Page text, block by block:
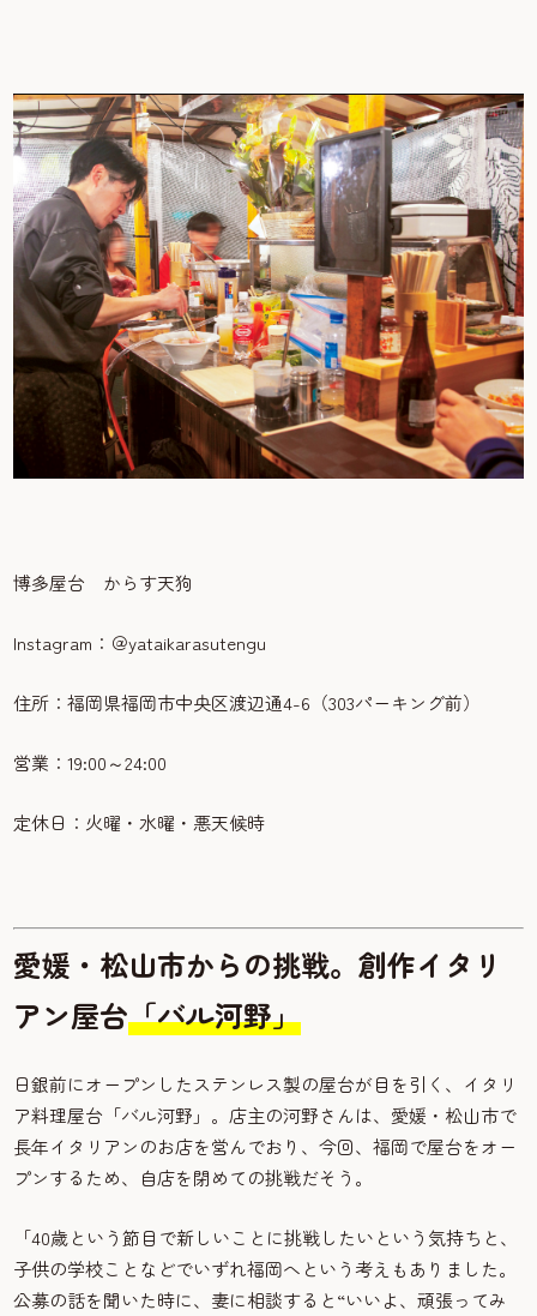
博多屋台 からす天狗
Instagram：＠yataikarasutengu
住所：福岡県福岡市中央区渡辺通4-6（303パーキング前）
営業：19:00～24:00
定休日：火曜・水曜・悪天候時
愛媛・松山市からの挑戦。創作イタリ
アン屋台「バル河野」
日銀前にオープンしたステンレス製の屋台が目を引く、イタリ
ア料理屋台「バル河野」。店主の河野さんは、愛媛・松山市で
長年イタリアンのお店を営んでおり、今回、福岡で屋台をオー
プンするため、自店を閉めての挑戦だそう。
「40歳という節目で新しいことに挑戦したいという気持ちと、
子供の学校ことなどでいずれ福岡へという考えもありました。
公募の話を聞いた時に、妻に相談すると“いいよ、頑張ってみ